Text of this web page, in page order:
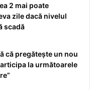
2 mai poate
zile dacă nivelul
scadă
că pregătește un nou
la următoarele